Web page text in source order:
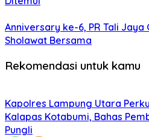
Anniversary ke-6, PR Tali Jaya
Sholawat Bersama
Rekomendasi untuk kamu
Kapolres Lampung Utara
Kalapas Kotabumi, Bahas
Pungli